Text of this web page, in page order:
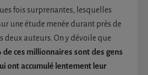
fois surprenantes, lesquelles
une étude menée durant près de
deux auteurs. On y dévoile que
de ces millionnaires sont des gens
ont accumulé lentement leur